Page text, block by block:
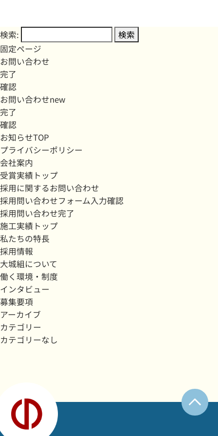
検索:
固定ページ
お問い合わせ
完了
確認
お問い合わせnew
完了
確認
お知らせTOP
プライバシーポリシー
会社案内
受賞実績トップ
採用に関するお問い合わせ
採用問い合わせフォーム入力確認
採用問い合わせ完了
施工実績トップ
私たちの特長
採用情報
大城組について
働く環境・制度
インタビュー
募集要項
アーカイブ
カテゴリー
カテゴリーなし